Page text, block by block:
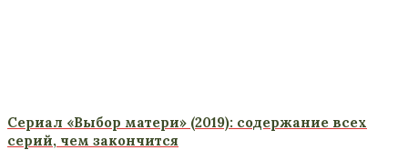
Сериал «Выбор матери» (2019): содержание всех
серий, чем закончится